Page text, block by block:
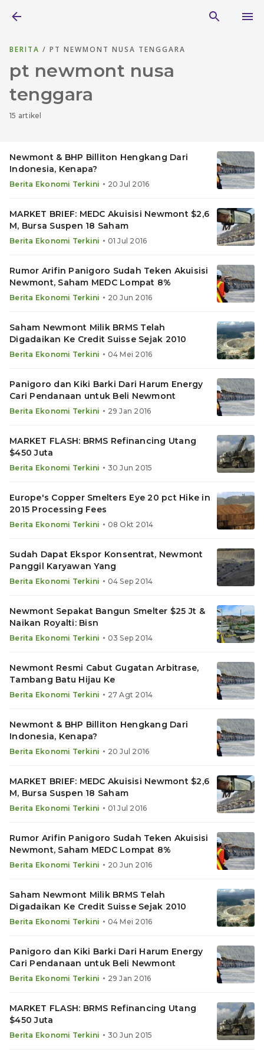
BERITA / PT NEWMONT NUSA TENGGARA
pt newmont nusa
tenggara
15 artikel
Newmont & BHP Billiton Hengkang Dari
Indonesia, Kenapa?
Berita Ekonomi Terkini • 20 Jul 2016
MARKET BRIEF: MEDC Akuisisi Newmont $2,6
M, Bursa Suspen 18 Saham
Berita Ekonomi Terkini • 01 Jul 2016
Rumor Arifin Panigoro Sudah Teken Akuisisi
Newmont, Saham MEDC Lompat 8%
Berita Ekonomi Terkini • 20 Jun 2016
Saham Newmont Milik BRMS Telah
Digadaikan Ke Credit Suisse Sejak 2010
Berita Ekonomi Terkini • 04 Mei 2016
Panigoro dan Kiki Barki Dari Harum Energy
Cari Pendanaan untuk Beli Newmont
Berita Ekonomi Terkini • 29 Jan 2016
MARKET FLASH: BRMS Refinancing Utang
$450 Juta
Berita Ekonomi Terkini • 30 Jun 2015
Europe's Copper Smelters Eye 20 pct Hike in
2015 Processing Fees
Berita Ekonomi Terkini • 08 Okt 2014
Sudah Dapat Ekspor Konsentrat, Newmont
Panggil Karyawan Yang
Berita Ekonomi Terkini • 04 Sep 2014
Newmont Sepakat Bangun Smelter $25 Jt &
Naikan Royalti: Bisn
Berita Ekonomi Terkini • 03 Sep 2014
Newmont Resmi Cabut Gugatan Arbitrase,
Tambang Batu Hijau Ke
Berita Ekonomi Terkini • 27 Agt 2014
Newmont & BHP Billiton Hengkang Dari
Indonesia, Kenapa?
Berita Ekonomi Terkini • 20 Jul 2016
MARKET BRIEF: MEDC Akuisisi Newmont $2,6
M, Bursa Suspen 18 Saham
Berita Ekonomi Terkini • 01 Jul 2016
Rumor Arifin Panigoro Sudah Teken Akuisisi
Newmont, Saham MEDC Lompat 8%
Berita Ekonomi Terkini • 20 Jun 2016
Saham Newmont Milik BRMS Telah
Digadaikan Ke Credit Suisse Sejak 2010
Berita Ekonomi Terkini • 04 Mei 2016
Panigoro dan Kiki Barki Dari Harum Energy
Cari Pendanaan untuk Beli Newmont
Berita Ekonomi Terkini • 29 Jan 2016
MARKET FLASH: BRMS Refinancing Utang
$450 Juta
Berita Ekonomi Terkini • 30 Jun 2015